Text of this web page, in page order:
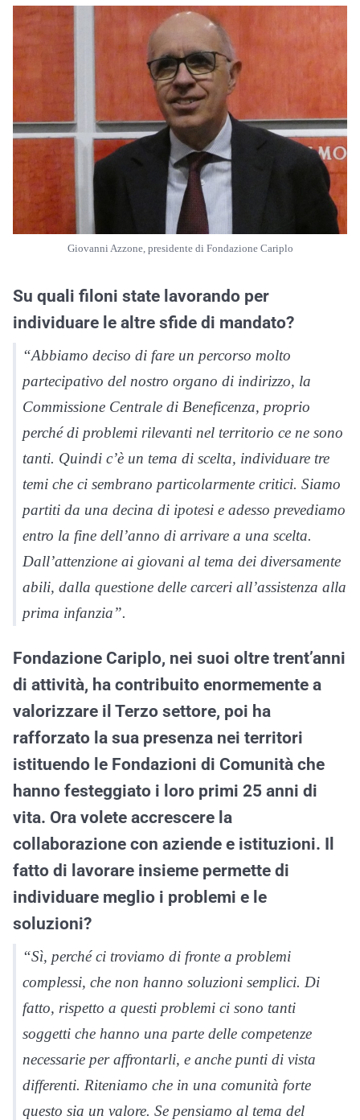
Giovanni Azzone, presidente di Fondazione Cariplo
Su quali filoni state lavorando per
individuare le altre sfide di mandato?
“Abbiamo deciso di fare un percorso molto
partecipativo del nostro organo di indirizzo, la
Commissione Centrale di Beneficenza, proprio
perché di problemi rilevanti nel territorio ce ne sono
tanti. Quindi c’è un tema di scelta, individuare tre
temi che ci sembrano particolarmente critici. Siamo
partiti da una decina di ipotesi e adesso prevediamo
entro la fine dell’anno di arrivare a una scelta.
Dall’attenzione ai giovani al tema dei diversamente
abili, dalla questione delle carceri all’assistenza alla
prima infanzia”.
Fondazione Cariplo, nei suoi oltre trent’anni
di attività, ha contribuito enormemente a
valorizzare il Terzo settore, poi ha
rafforzato la sua presenza nei territori
istituendo le Fondazioni di Comunità che
hanno festeggiato i loro primi 25 anni di
vita. Ora volete accrescere la
collaborazione con aziende e istituzioni. Il
fatto di lavorare insieme permette di
individuare meglio i problemi e le
soluzioni?
“Sì, perché ci troviamo di fronte a problemi
complessi, che non hanno soluzioni semplici. Di
fatto, rispetto a questi problemi ci sono tanti
soggetti che hanno una parte delle competenze
necessarie per affrontarli, e anche punti di vista
differenti. Riteniamo che in una comunità forte
questo sia un valore. Se pensiamo al tema del